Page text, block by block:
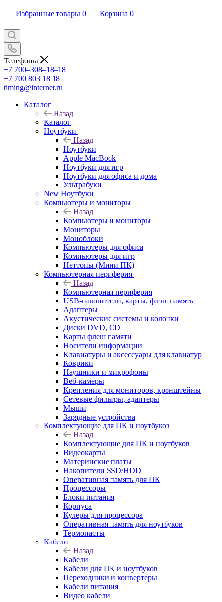
Избранные товары 0 Корзина 0
Телефоны
+7 700‒308‒18‒18
+7 700 803 18 18
timing@internet.ru
Каталог
Назад
Каталог
Ноутбуки
Назад
Ноутбуки
Apple MacBook
Ноутбуки для игр
Ноутбуки для офиса и дома
Ультрабуки
New Ноутбуки
Компьютеры и мониторы
Назад
Компьютеры и мониторы
Мониторы
Моноблоки
Компьютеры для офиса
Компьютеры для игр
Неттопы (Мини ПК)
Компьютерная периферия
Назад
Компьютерная периферия
USB-накопители, карты, флэш память
Адаптеры
Акустические системы и колонки
Диски DVD, CD
Карты флеш памяти
Носители информации
Клавиатуры и аксессуары для клавиатур
Коврики
Наушники и микрофоны
Веб-камеры
Крепления для мониторов, кронштейны
Сетевые фильтры, адаптеры
Мыши
Зарядные устройства
Комплектующие для ПК и ноутбуков
Назад
Комплектующие для ПК и ноутбуков
Видеокарты
Материнские платы
Накопители SSD/HDD
Оперативная память для ПК
Процессоры
Блоки питания
Корпуса
Кулеры для процессора
Оперативная память для ноутбуков
Термопасты
Кабели
Назад
Кабели
Кабели для ПК и ноутбуков
Переходники и конвертеры
Кабели питания
Видео кабели